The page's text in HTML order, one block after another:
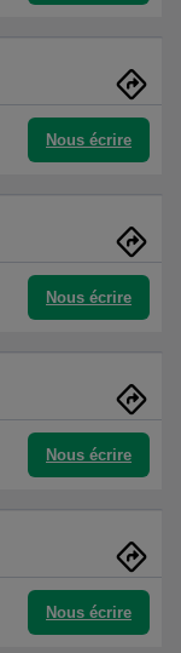
Nous écrire
Nous écrire
Nous écrire
Nous écrire